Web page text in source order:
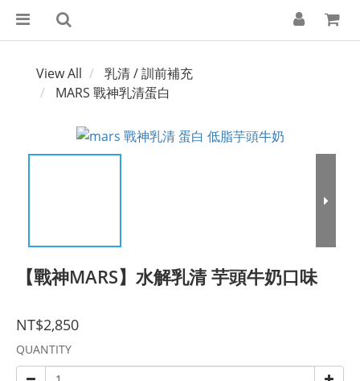
View All
乳清 / 訓前補充
MARS 戰神乳清蛋白
【戰神MARS】水解乳清 芋頭牛奶口味
NT$2,850
QUANTITY